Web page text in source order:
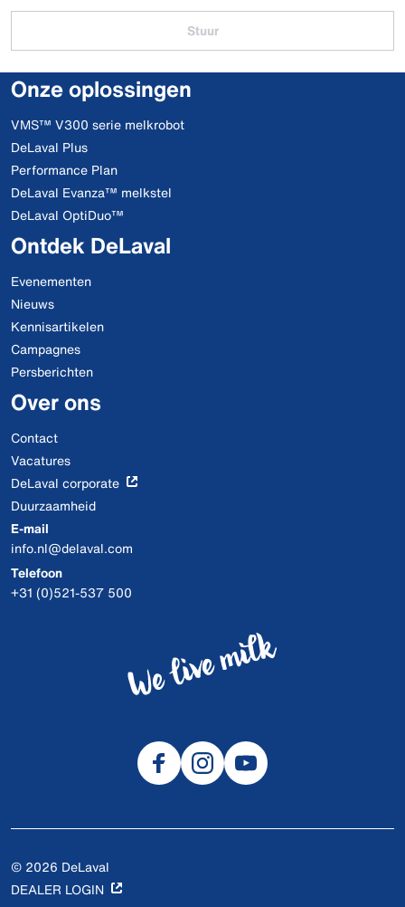
Stuur
Onze oplossingen
VMS™ V300 serie melkrobot
DeLaval Plus
Performance Plan
DeLaval Evanza™ melkstel
DeLaval OptiDuo™
Ontdek DeLaval
Evenementen
Nieuws
Kennisartikelen
Campagnes
Persberichten
Over ons
Contact
Vacatures
DeLaval corporate
Duurzaamheid
E-mail
info.nl@delaval.com
Telefoon
+31 (0)521-537 500
© 2026 DeLaval
DEALER LOGIN